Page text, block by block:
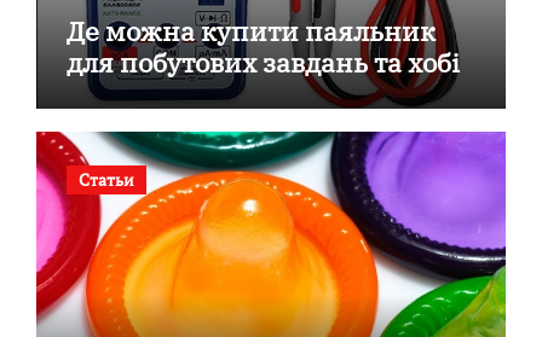
Де можна купити паяльник
для побутових завдань та хобі
Статьи